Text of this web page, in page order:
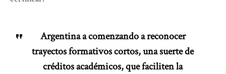
Argentina a comenzando a reconocer
trayectos formativos cortos, una suerte de
créditos académicos, que faciliten la